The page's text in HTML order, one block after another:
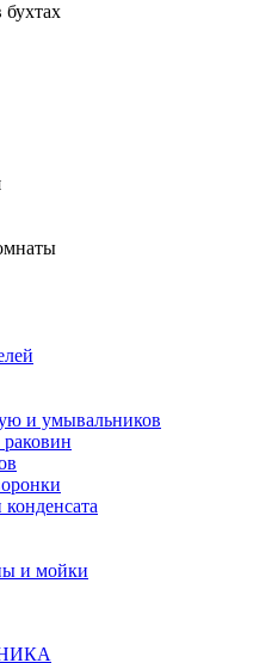
бухтах
и умывальников
и мойки